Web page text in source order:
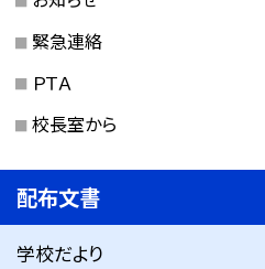
緊急連絡
ＰＴＡ
校長室から
配布文書
学校だより